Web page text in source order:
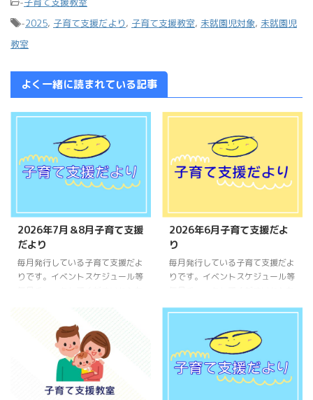
-2025, 子育て支援だより, 子育て支援教室, 未就園児対象, 未就園児
教室
よく一緒に読まれている記事
2026年7月＆8月子育て支援
だより
毎月発行している子育て支援だよ
りです。イベントスケジュール等
て支援教室」の情報はこちらをみ
2026年6月子育て支援だよ
り
毎月発行している子育て支援だよ
りです。イベントスケジュール等
そび場紹介♪「日野幼稚園・子育